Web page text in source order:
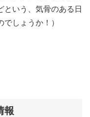
という、気骨のある日
しょうか！）
報